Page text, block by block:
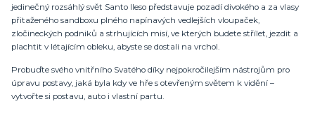
jedinečný rozsáhlý svět Santo Ileso představuje pozadí divokého a za vlasy
přitaženého sandboxu plného napínavých vedlejších vloupaček,
zločineckých podniků a strhujících misí, ve kterých budete střílet, jezdit a
plachtit v létajícím obleku, abyste se dostali na vrchol.
Probuďte svého vnitřního Svatého díky nejpokročilejším nástrojům pro
úpravu postavy, jaká byla kdy ve hře s otevřeným světem k vidění –
vytvořte si postavu, auto i vlastní partu.